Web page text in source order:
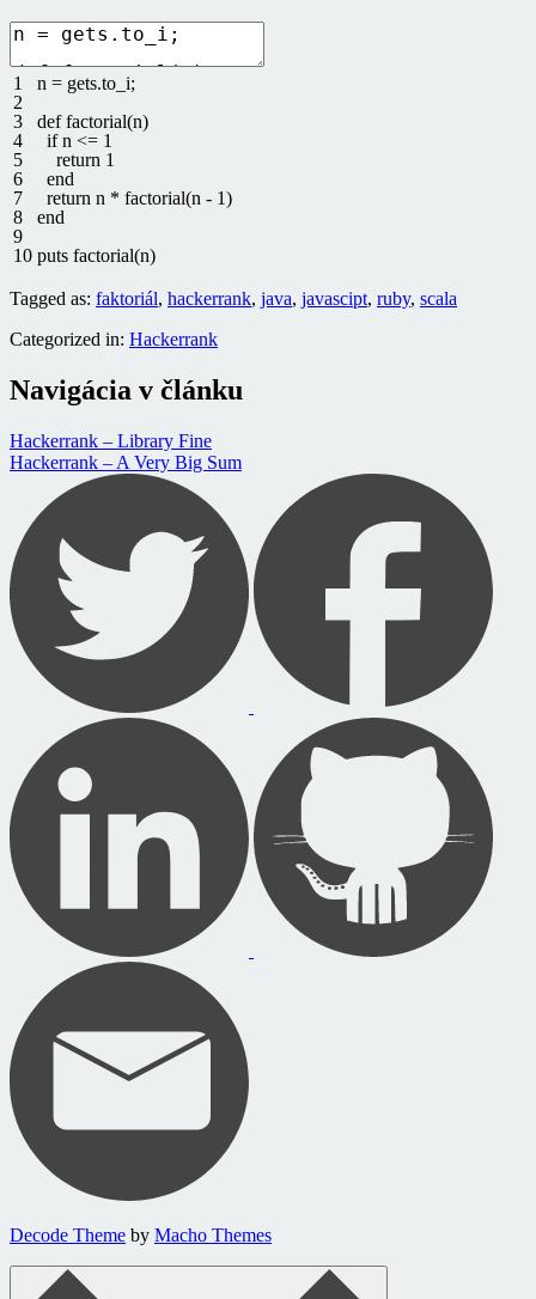
1
2
3
4
5
6
7
8
9
10
n = gets.to_i;
deffactorial(n)
if n <= 1
return 1
end
return n * factorial(n - 1)
end
puts factorial(n)
Tagged as: faktoriál, hackerrank, java, javascipt, ruby, scala
Categorized in: Hackerrank
Navigácia v článku
Hackerrank – Library Fine
Hackerrank – A Very Big Sum
Decode Theme by Macho Themes